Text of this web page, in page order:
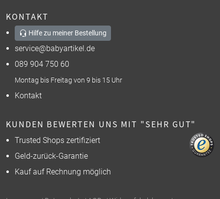
KONTAKT
Hilfe zu meiner Bestellung
service@babyartikel.de
089 904 750 60
Montag bis Freitag von 9 bis 15 Uhr
Kontakt
KUNDEN BEWERTEN UNS MIT "SEHR GUT"
Trusted Shops zertifiziert
Geld-zurück-Garantie
Kauf auf Rechnung möglich